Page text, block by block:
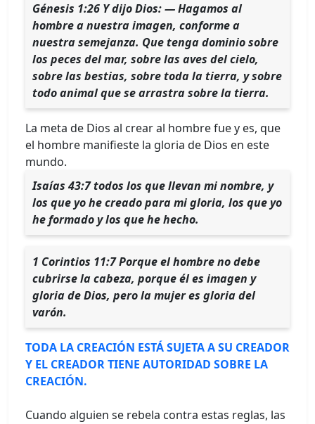
Génesis 1:26 Y dijo Dios: — Hagamos al
hombre a nuestra imagen, conforme a
nuestra semejanza. Que tenga dominio sobre
los peces del mar, sobre las aves del cielo,
sobre las bestias, sobre toda la tierra, y sobre
todo animal que se arrastra sobre la tierra.
La meta de Dios al crear al hombre fue y es, que
el hombre manifieste la gloria de Dios en este
mundo.
Isaías 43:7 todos los que llevan mi nombre, y
los que yo he creado para mi gloria, los que yo
he formado y los que he hecho.
1 Corintios 11:7 Porque el hombre no debe
cubrirse la cabeza, porque él es imagen y
gloria de Dios, pero la mujer es gloria del
varón.
TODA LA CREACIÓN ESTÁ SUJETA A SU CREADOR
Y EL CREADOR TIENE AUTORIDAD SOBRE LA
CREACIÓN.
Cuando alguien se rebela contra estas reglas, las